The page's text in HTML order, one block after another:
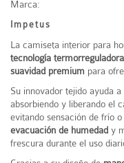
Marca:
Impetus
La camiseta interior para
tecnología
suavidad premium para
Su innovador tejido ayuda a
absorbiendo y liberando el
evitando sensación de frío
evacuación de humedad y
frescura durante el uso